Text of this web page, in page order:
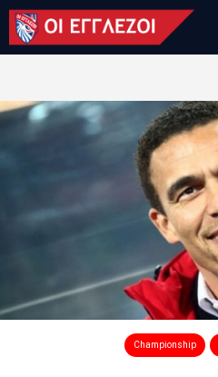
LONDON CALLING
ΚΑΤΗΓΟΡΙΕΣ
ΒΑΘΜΟΛΟΓΙΕΣ
ΟΜΑΔΕΣ
ΠΟΙΟΙ ΕΙΜΑΣΤΕ
Championship